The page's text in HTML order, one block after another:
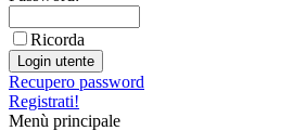
Ricorda
Recupero password
Registrati!
Menù principale